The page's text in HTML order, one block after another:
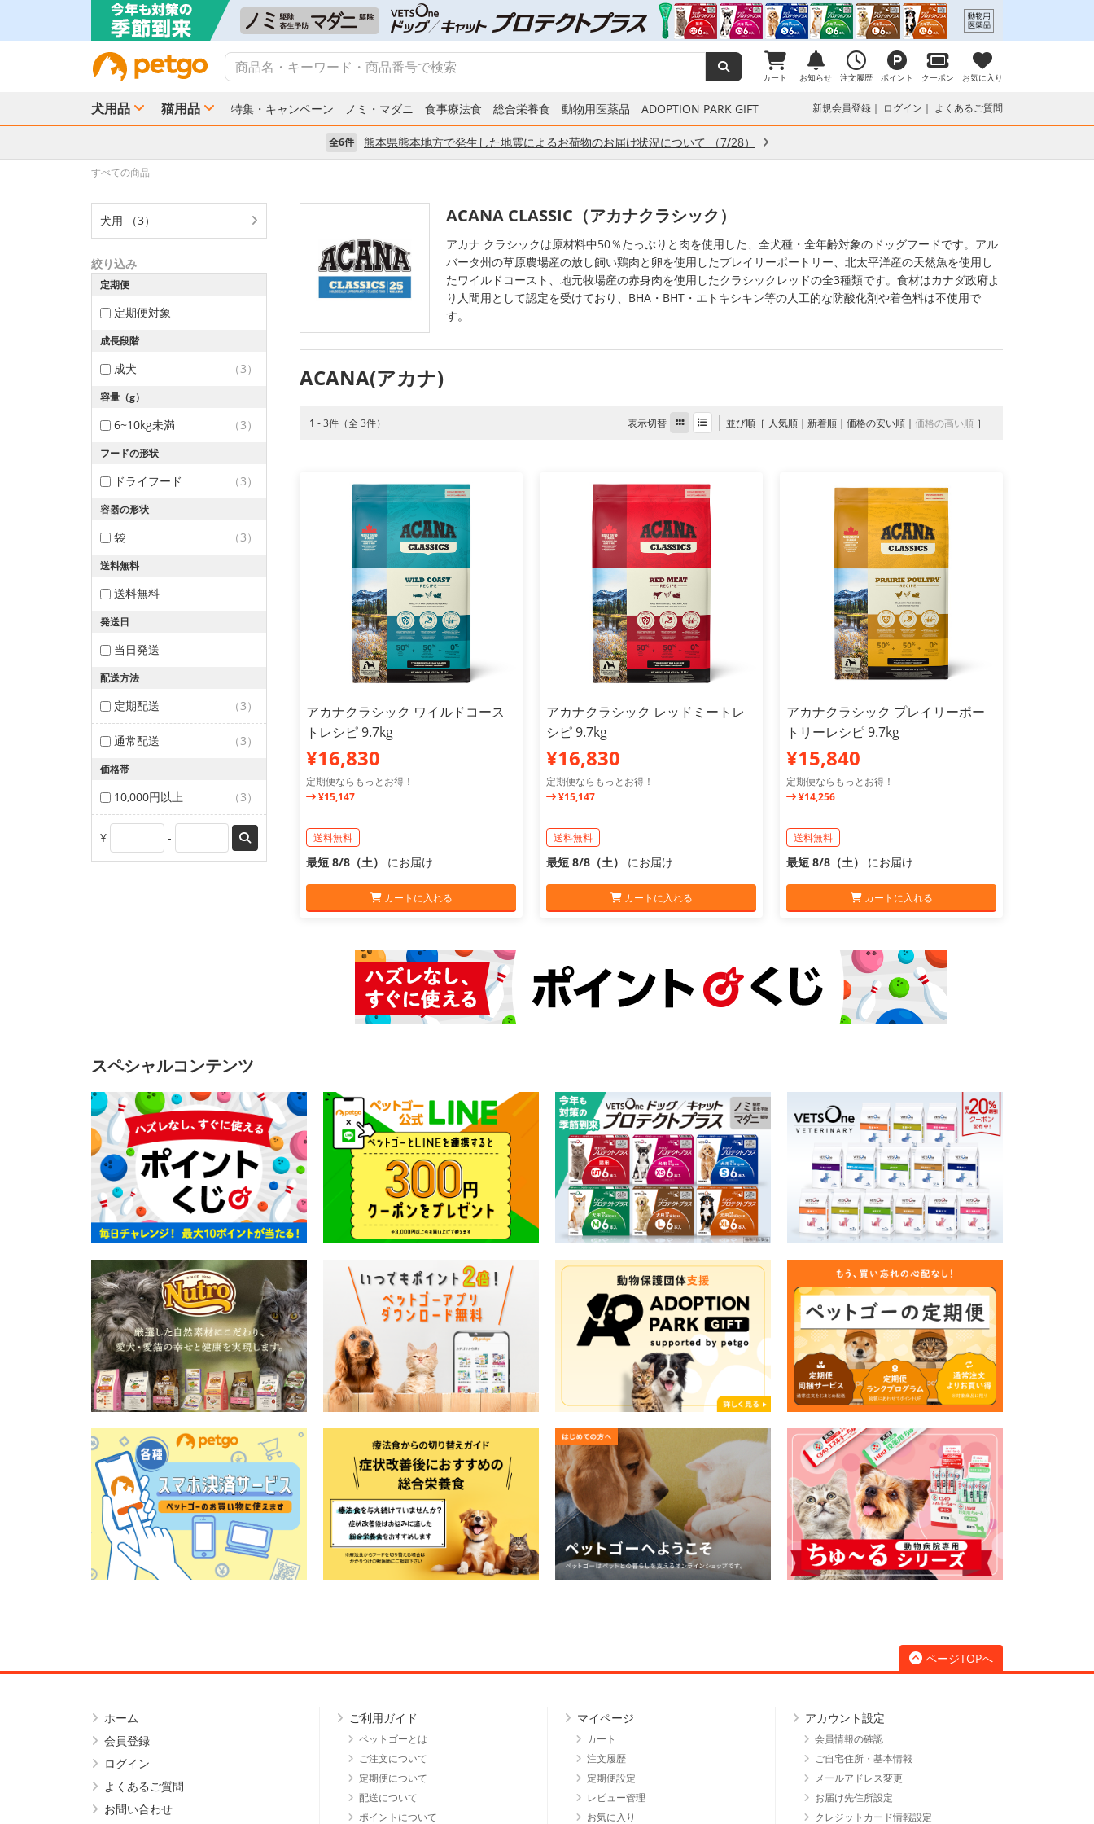
カート お知らせ 注文履歴 ポイント クーポン お気に入り
犬用品 猫用品 特集・キャンペーン ノミ・マダニ 食事療法食 総合栄養食 動物用医薬品 ADOPTION PARK GIFT 新規会員登録 ログイン よくあるご質問
全6件 熊本県熊本地方で発生した地震によるお荷物のお届け状況について （7/28）
すべての商品
犬用 （3）
絞り込み
定期便
定期便対象
成長段階
成犬 （3）
容量（g）
6~10kg未満 （3）
フードの形状
ドライフード （3）
容器の形状
袋 （3）
送料無料
送料無料
発送日
当日発送
配送方法
定期配送 （3）
通常配送 （3）
価格帯
10,000円以上 （3）
¥ -
ACANA CLASSIC（アカナクラシック）
アカナ クラシックは原材料中50％たっぷりと肉を使用した、全犬種・全年齢対象のドッグフードです。アル
バータ州の草原農場産の放し飼い鶏肉と卵を使用したプレイリーポートリー、北太平洋産の天然魚を使用し
たワイルドコースト、地元牧場産の赤身肉を使用したクラシックレッドの全3種類です。食材はカナダ政府よ
り人間用として認定を受けており、BHA・BHT・エトキシキン等の人工的な防酸化剤や着色料は不使用で
す。
ACANA(アカナ)
1 - 3件（全 3件） 表示切替 並び順 人気順 新着順 価格の安い順 価格の高い順
アカナクラシック ワイルドコース
トレシピ 9.7kg
¥16,830
定期便ならもっとお得！
¥15,147
送料無料
最短 8/8（土） にお届け
カートに入れる
アカナクラシック レッドミートレ
シピ 9.7kg
¥16,830
定期便ならもっとお得！
¥15,147
送料無料
最短 8/8（土） にお届け
カートに入れる
アカナクラシック プレイリーポー
トリーレシピ 9.7kg
¥15,840
定期便ならもっとお得！
¥14,256
送料無料
最短 8/8（土） にお届け
カートに入れる
スペシャルコンテンツ
ページTOPへ
ホーム
会員登録
ログイン
よくあるご質問
お問い合わせ
ご利用ガイド
ペットゴーとは
ご注文について
定期便について
配送について
ポイントについて
マイページ
カート
注文履歴
定期便設定
レビュー管理
お気に入り
アカウント設定
会員情報の確認
ご自宅住所・基本情報
メールアドレス変更
お届け先住所設定
クレジットカード情報設定